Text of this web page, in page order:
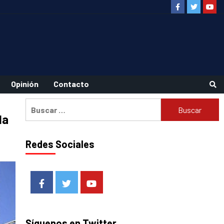
FacebookTwitter
Opinión Contacto
Redes Sociales
FacebookTwitterYoutube